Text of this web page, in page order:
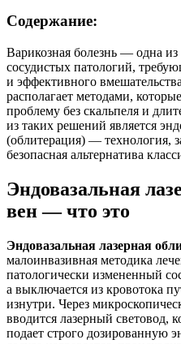
Содержание:
Варикозная болезнь — одна
сосудистых патологий,
и эффективного
располагает методами,
проблему без скальпеля и
из таких решений является
(облитерация) — технология,
безопасная альтернатива
Эндовазальная
вен — что это
Эндовазальная лазерная
малоинвазивная методика
патологически измененный
а выключается из кровотока
изнутри. Через
вводится лазерный световод,
подает строго дозированную